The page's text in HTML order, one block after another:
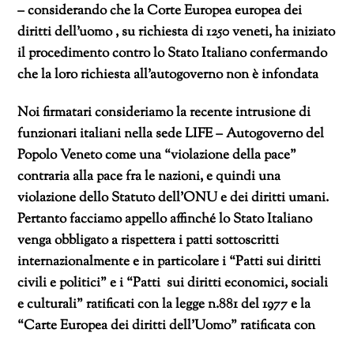
– considerando che la Corte Europea europea dei
diritti dell’uomo , su richiesta di 1250 veneti, ha iniziato
il procedimento contro lo Stato Italiano confermando
che la loro richiesta all’autogoverno non è infondata
Noi firmatari consideriamo la recente intrusione di
funzionari italiani nella sede LIFE – Autogoverno del
Popolo Veneto come una “violazione della pace”
contraria alla pace fra le nazioni, e quindi una
violazione dello Statuto dell’ONU e dei diritti umani.
Pertanto facciamo appello affinché lo Stato Italiano
venga obbligato a rispettera i patti sottoscritti
internazionalmente e in particolare i “Patti sui diritti
civili e politici” e i “Patti sui diritti economici, sociali
e culturali” ratificati con la legge n.881 del 1977 e la
“Carte Europea dei diritti dell’Uomo” ratificata con